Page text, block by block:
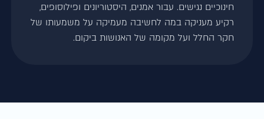
חינוכיים נגישים. עבור אמנים, היסטוריונים ופילוסופים,
רקיע מעניקה במה לחשיבה מעמיקה על משמעותו של
חקר החלל ועל מקומה של האנושות ביקום.